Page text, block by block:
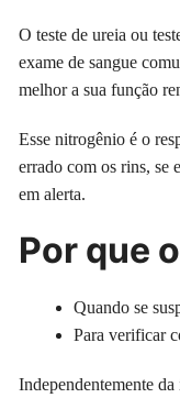
O teste de ureia ou
exame de sangue
melhor a sua função
Esse nitrogênio é o
errado com os rins, se
em alerta.
Por que
Quando se
Para verificar
Independentemente da